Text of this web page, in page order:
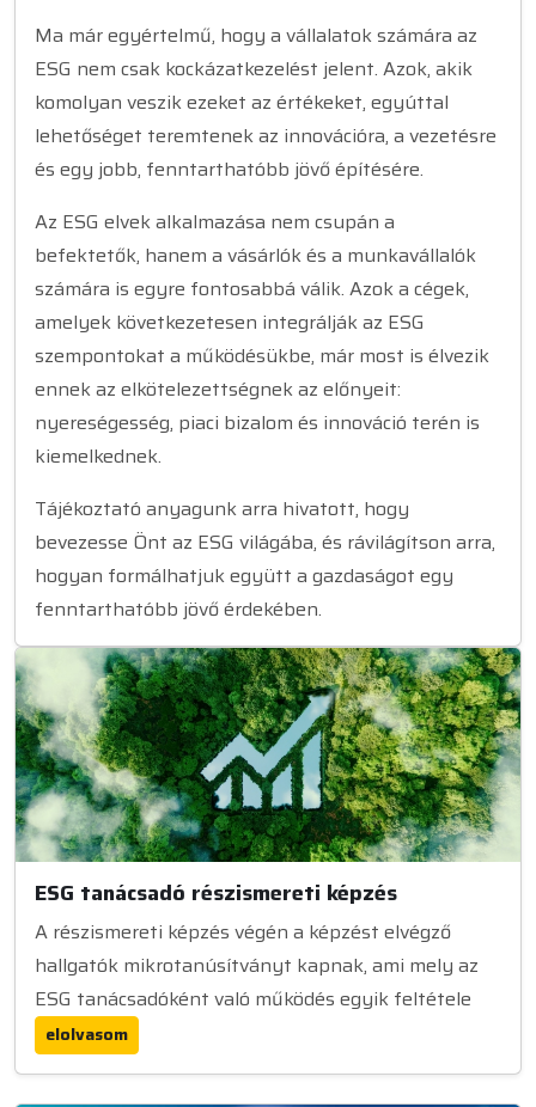
Ma már egyértelmű, hogy a vállalatok számára az
ESG nem csak kockázatkezelést jelent. Azok, akik
komolyan veszik ezeket az értékeket, egyúttal
lehetőséget teremtenek az innovációra, a vezetésre
és egy jobb, fenntarthatóbb jövő építésére.
Az ESG elvek alkalmazása nem csupán a
befektetők, hanem a vásárlók és a munkavállalók
számára is egyre fontosabbá válik. Azok a cégek,
amelyek következetesen integrálják az ESG
szempontokat a működésükbe, már most is élvezik
ennek az elkötelezettségnek az előnyeit:
nyereségesség, piaci bizalom és innováció terén is
kiemelkednek.
Tájékoztató anyagunk arra hivatott, hogy
bevezesse Önt az ESG világába, és rávilágítson arra,
hogyan formálhatjuk együtt a gazdaságot egy
fenntarthatóbb jövő érdekében.
ESG tanácsadó részismereti képzés
A részismereti képzés végén a képzést elvégző
hallgatók mikrotanúsítványt kapnak, ami mely az
ESG tanácsadóként való működés egyik feltétele
elolvasom